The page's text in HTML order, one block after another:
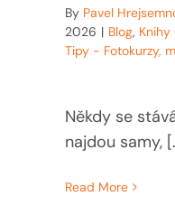
By Pavel
2026 | Blog,
Tipy - Fotokurzy,
Někdy se
najdou samy,
Read More